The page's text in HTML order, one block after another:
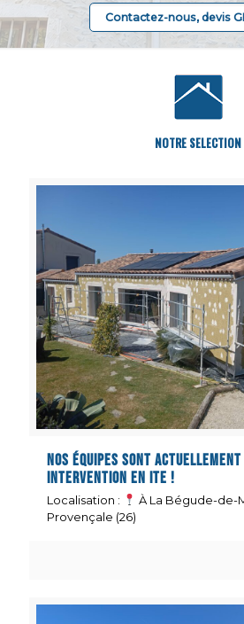
Contactez-nous, devis
NOTRE SELECTION
Nos équipes sont
intervention en ITE !
Localisation :
À La Bégude-de-
Provençale (26)